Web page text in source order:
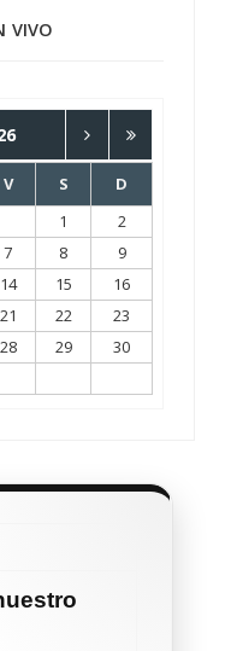
VIVO
V S
D
1
2
7 8
9
14 15
16
21 22
23
28 29
30